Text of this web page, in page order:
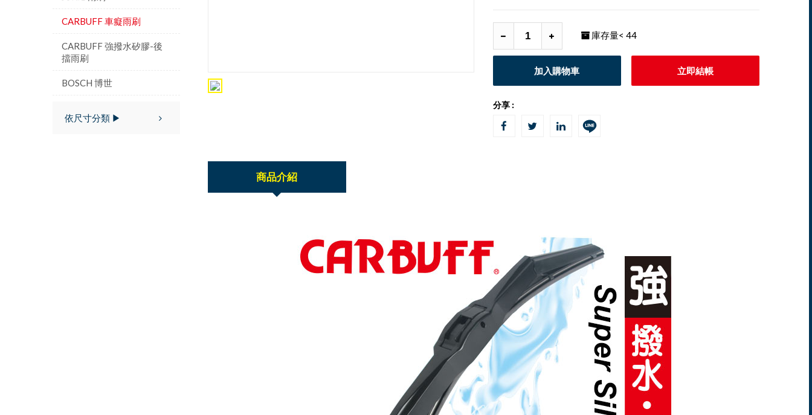
庫存量< 44
加入購物車 立即結帳
分享 :
商品介紹
CARBUFF 車癡雨刷
CARBUFF 強撥水矽膠-後
擋雨刷
BOSCH 博世
依尺寸分類 ▶